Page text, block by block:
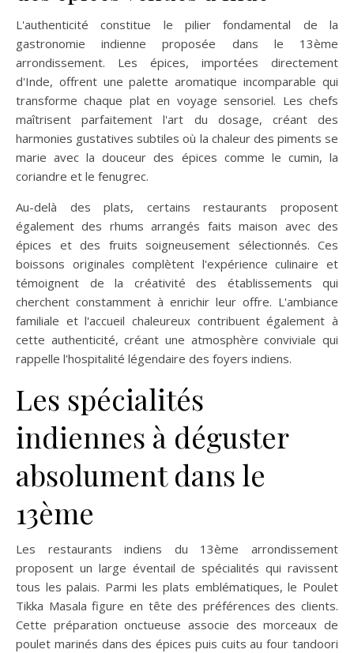
L'authenticité constitue le pilier fondamental de la
gastronomie indienne proposée dans le 13ème
arrondissement. Les épices, importées directement
d'Inde, offrent une palette aromatique incomparable qui
transforme chaque plat en voyage sensoriel. Les chefs
maîtrisent parfaitement l'art du dosage, créant des
harmonies gustatives subtiles où la chaleur des piments se
marie avec la douceur des épices comme le cumin, la
coriandre et le fenugrec.
Au-delà des plats, certains restaurants proposent
également des rhums arrangés faits maison avec des
épices et des fruits soigneusement sélectionnés. Ces
boissons originales complètent l'expérience culinaire et
témoignent de la créativité des établissements qui
cherchent constamment à enrichir leur offre. L'ambiance
familiale et l'accueil chaleureux contribuent également à
cette authenticité, créant une atmosphère conviviale qui
rappelle l'hospitalité légendaire des foyers indiens.
Les spécialités
indiennes à déguster
absolument dans le
13ème
Les restaurants indiens du 13ème arrondissement
proposent un large éventail de spécialités qui ravissent
tous les palais. Parmi les plats emblématiques, le Poulet
Tikka Masala figure en tête des préférences des clients.
Cette préparation onctueuse associe des morceaux de
poulet marinés dans des épices puis cuits au four tandoori